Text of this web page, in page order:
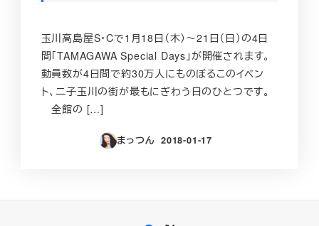
玉川高島屋S・Cで1月18日（木）～21日（日）の4日
間「TAMAGAWA Special Days」が開催されます。
動員数が4日間で約30万人にものぼるこのイベン
ト、二子玉川の街が最もにぎわう日のひとつです。
全館の […]
まっつん
投稿日
2018-01-17